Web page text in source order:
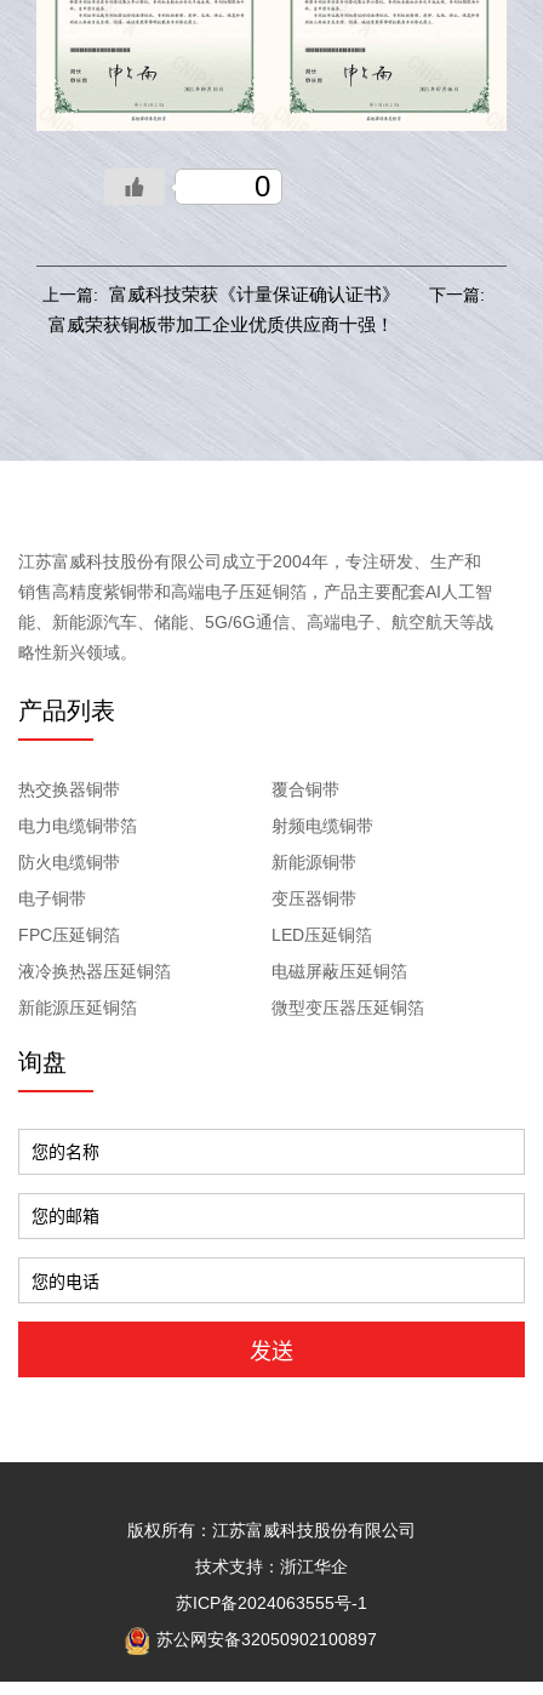
0
上一篇: 富威科技荣获《计量保证确认证书》 下一篇:
富威荣获铜板带加工企业优质供应商十强！
江苏富威科技股份有限公司成立于2004年，专注研发、生产和
销售高精度紫铜带和高端电子压延铜箔，产品主要配套AI人工智
能、新能源汽车、储能、5G/6G通信、高端电子、航空航天等战
略性新兴领域。
产品列表
热交换器铜带
覆合铜带
电力电缆铜带箔
射频电缆铜带
防火电缆铜带
新能源铜带
电子铜带
变压器铜带
FPC压延铜箔
LED压延铜箔
液冷换热器压延铜箔
电磁屏蔽压延铜箔
新能源压延铜箔
微型变压器压延铜箔
询盘
版权所有： 江苏富威科技股份有限公司
技术支持： 浙江华企
苏ICP备2024063555号-1
苏公网安备32050902100897